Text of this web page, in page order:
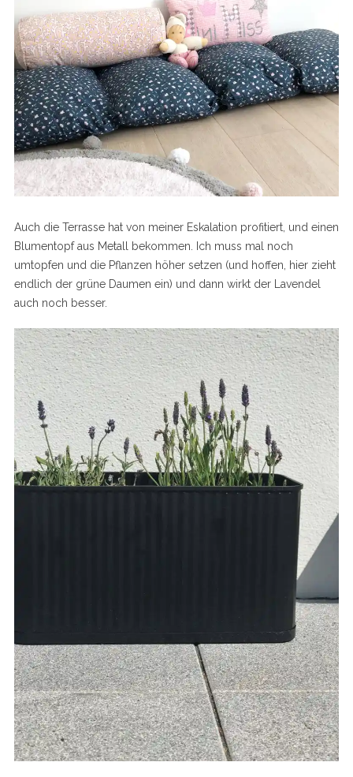
Auch die Terrasse hat von meiner Eskalation profitiert, und einen
Blumentopf aus Metall bekommen. Ich muss mal noch
umtopfen und die Pflanzen höher setzen (und hoffen, hier zieht
endlich der grüne Daumen ein) und dann wirkt der Lavendel
auch noch besser.